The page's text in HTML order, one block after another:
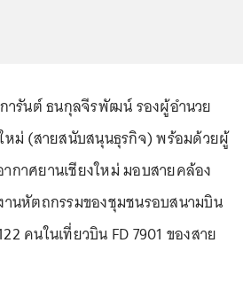
ารันต์ ธนกุลจีรพัฒน์ รองผู้อำนวย
หม่ (สายสนับสนุนธุรกิจ) พร้อมด้วยผู้
กาศยานเชียงใหม่ มอบสายคล้อง
านหัตถกรรมของชุมชนรอบสนามบิน
คนในเที่ยวบิน FD 7901 ของสาย